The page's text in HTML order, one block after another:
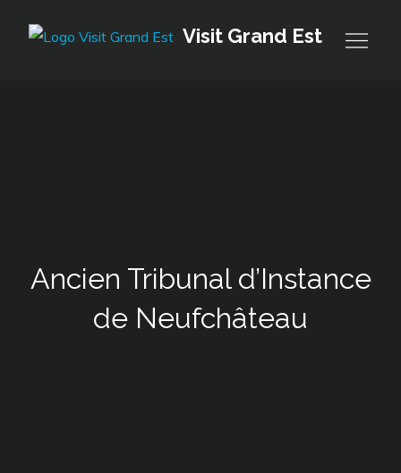
Visit Grand Est
Ancien Tribunal d’Instance
de Neufchâteau